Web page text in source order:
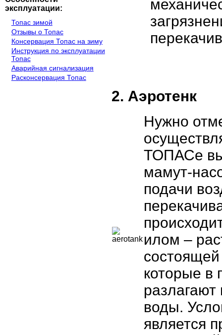
эксплуатации:
Топас зимой
Отзывы о Топас
Консервация Топас на зиму
Инструкция по эксплуатации
Топас
Аварийная сигнализация
Расконсервация Топас
2. Аэротенк
Нужно
ТОПАСе
мамут-
подачи
илом –
которые в
воды.
является